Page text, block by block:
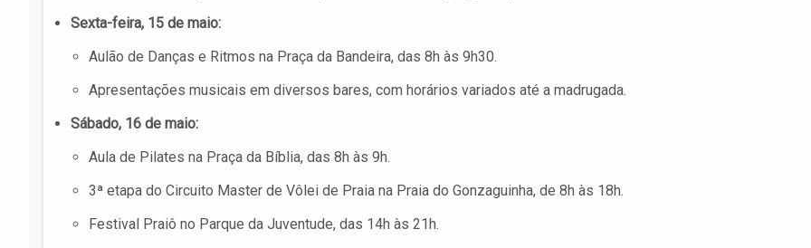
Sexta-feira, 15 de maio:
Aulão de Danças e Ritmos na Praça da Bandeira, das 8h às 9h30.
Apresentações musicais em diversos bares, com horários variados até a madrugada.
Sábado, 16 de maio:
Aula de Pilates na Praça da Bíblia, das 8h às 9h.
3ª etapa do Circuito Master de Vôlei de Praia na Praia do Gonzaguinha, de 8h às 18h.
Festival Praiô no Parque da Juventude, das 14h às 21h.